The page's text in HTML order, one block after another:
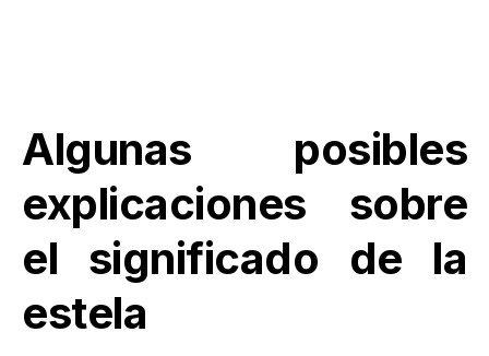
Algunas posibles
explicaciones sobre
el significado de la
estela